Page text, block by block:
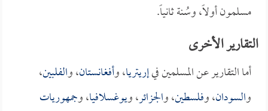
مسلمون أولاً، وسُنة ثانياً.
التقارير الأخرى
أما التقارير عن المسلمين فيإريتريا، وأفغانستان، والفلبين،
والسودان، وفلسطين، والجزائر، ويوغسلافيا، وجمهوريات